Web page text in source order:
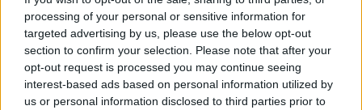
processing of your personal or sensitive information for
targeted advertising by us, please use the below opt-out
section to confirm your selection. Please note that after your
opt-out request is processed you may continue seeing
interest-based ads based on personal information utilized by
us or personal information disclosed to third parties prior to